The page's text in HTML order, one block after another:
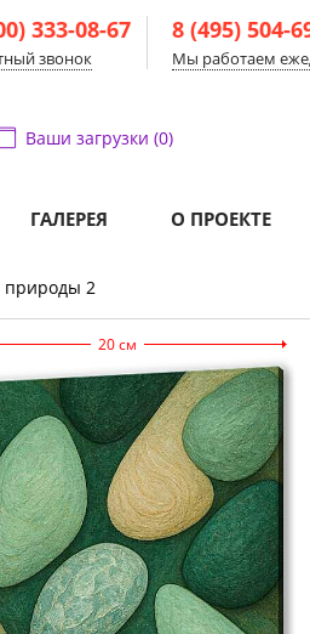
333-08-67
звонок
8 (495) 504-
Мы работаем
Ваши загрузки (0)
ГАЛЕРЕЯ О ПРОЕКТЕ
2
20 см